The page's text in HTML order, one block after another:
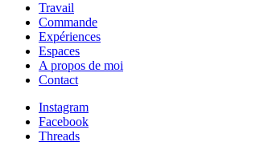
Travail
Commande
Expériences
Espaces
A propos de moi
Contact
Instagram
Facebook
Threads